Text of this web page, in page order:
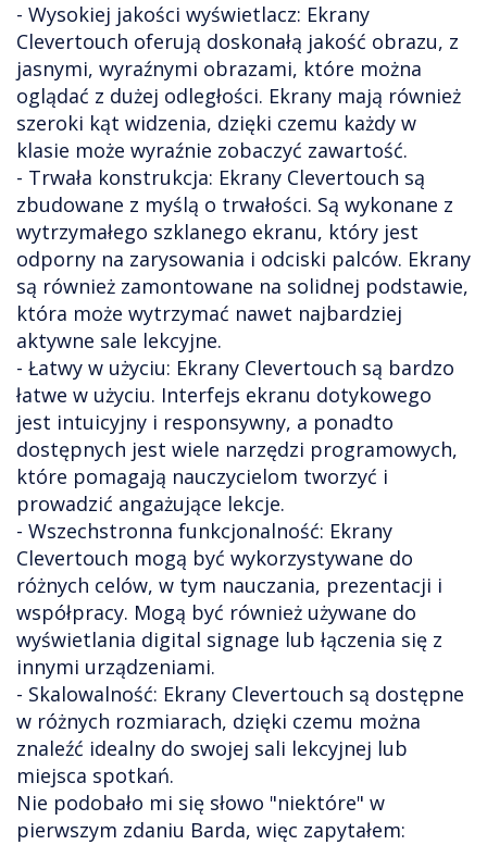
- Wysokiej jakości wyświetlacz: Ekrany
Clevertouch oferują doskonałą jakość obrazu, z
jasnymi, wyraźnymi obrazami, które można
oglądać z dużej odległości. Ekrany mają również
szeroki kąt widzenia, dzięki czemu każdy w
klasie może wyraźnie zobaczyć zawartość.
- Trwała konstrukcja: Ekrany Clevertouch są
zbudowane z myślą o trwałości. Są wykonane z
wytrzymałego szklanego ekranu, który jest
odporny na zarysowania i odciski palców. Ekrany
są również zamontowane na solidnej podstawie,
która może wytrzymać nawet najbardziej
aktywne sale lekcyjne.
- Łatwy w użyciu: Ekrany Clevertouch są bardzo
łatwe w użyciu. Interfejs ekranu dotykowego
jest intuicyjny i responsywny, a ponadto
dostępnych jest wiele narzędzi programowych,
które pomagają nauczycielom tworzyć i
prowadzić angażujące lekcje.
- Wszechstronna funkcjonalność: Ekrany
Clevertouch mogą być wykorzystywane do
różnych celów, w tym nauczania, prezentacji i
współpracy. Mogą być również używane do
wyświetlania digital signage lub łączenia się z
innymi urządzeniami.
- Skalowalność: Ekrany Clevertouch są dostępne
w różnych rozmiarach, dzięki czemu można
znaleźć idealny do swojej sali lekcyjnej lub
miejsca spotkań.
Nie podobało mi się słowo "niektóre" w
pierwszym zdaniu Barda, więc zapytałem: